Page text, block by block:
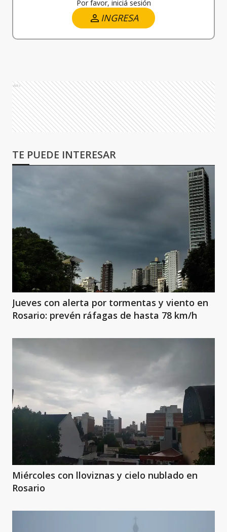
Por favor, iniciá sesión
INGRESA
Ads
TE PUEDE INTERESAR
Jueves con alerta por tormentas y viento en
Rosario: prevén ráfagas de hasta 78 km/h
Miércoles con lloviznas y cielo nublado en
Rosario